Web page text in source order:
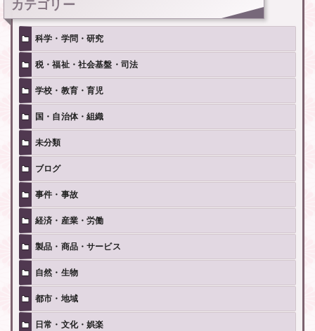
カテゴリー
科学・学問・研究
税・福祉・社会基盤・司法
学校・教育・育児
国・自治体・組織
未分類
ブログ
事件・事故
経済・産業・労働
製品・商品・サービス
自然・生物
都市・地域
日常・文化・娯楽